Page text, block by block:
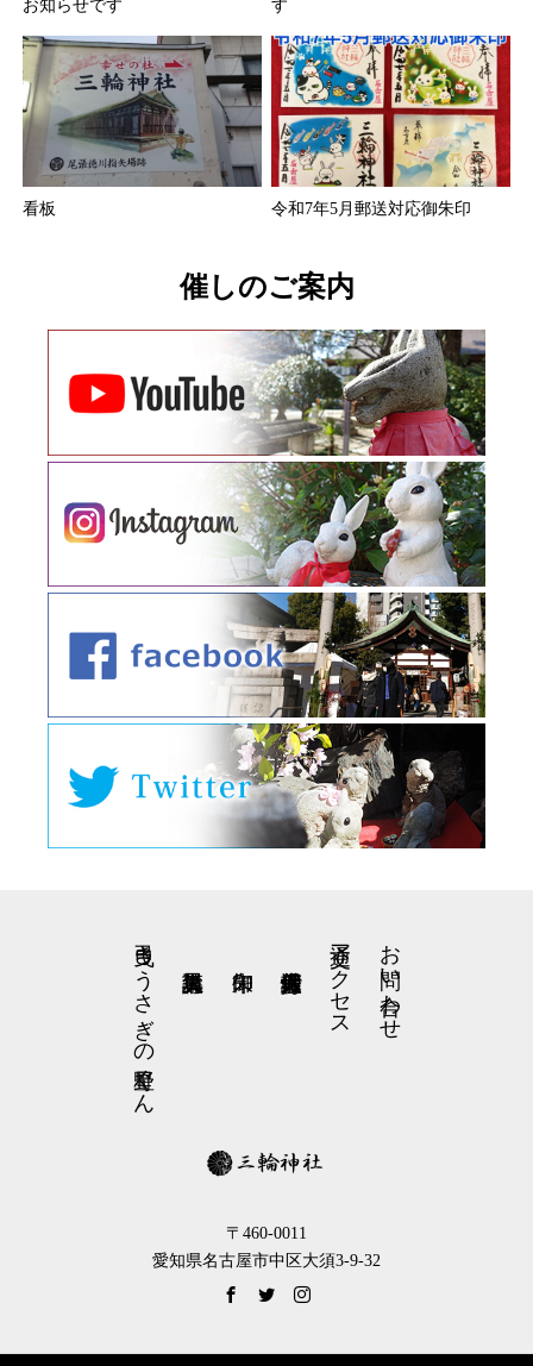
お知らせです
す
看板 令和7年5月郵送対応御朱印
催しのご案内
お問い合わせ
交通アクセス
弓曳きうさぎの星野くん
〒460-0011
愛知県名古屋市中区大須3-9-32